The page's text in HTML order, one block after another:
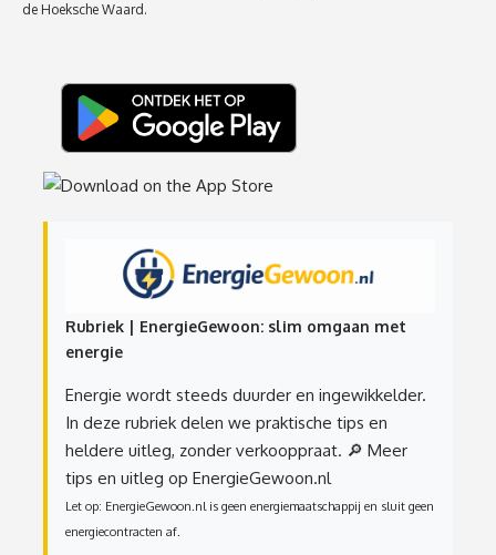
de Hoeksche Waard.
Rubriek | EnergieGewoon: slim omgaan met
energie
Energie wordt steeds duurder en ingewikkelder.
In deze rubriek delen we praktische tips en
heldere uitleg, zonder verkooppraat. 🔎 Meer
tips en uitleg op EnergieGewoon.nl
Let op: EnergieGewoon.nl is geen energiemaatschappij en sluit geen
energiecontracten af.